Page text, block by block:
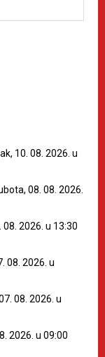
10. 08. 2026. u
08. 08. 2026.
2026. u 13:30
08. 2026. u
08. 2026. u
2026. u 09:00